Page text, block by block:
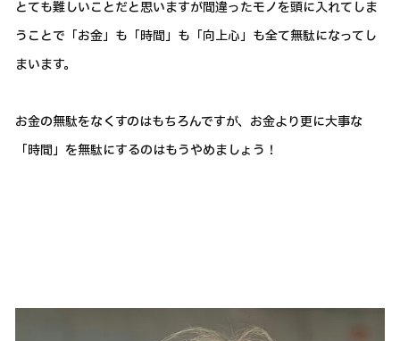
とても難しいことだと思いますが間違ったモノを頭に入れてしま
うことで「お金」も「時間」も「向上心」も全て無駄になってし
まいます。
お金の無駄をなくすのはもちろんですが、お金より更に大事な
「時間」を無駄にするのはもうやめましょう！